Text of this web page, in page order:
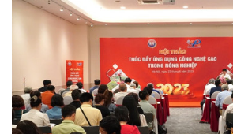
thuật Hà Nội tổ chức “Hội thảo Thúc
nghệ cao trong nông nghiệp”.